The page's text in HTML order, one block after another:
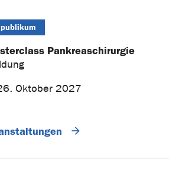
Pankreaschirurgie
Oktober 2027